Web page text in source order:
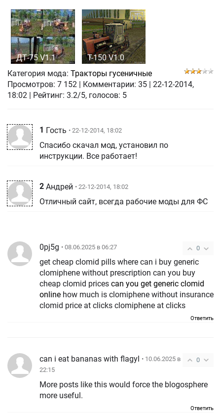
ДТ-75 V1.1 T-150 V1.0
Категория мода: Тракторы гусеничные
Просмотров: 7 152 Комментарии: 35
22-12-2014,
18:02
| Рейтинг: 3.2/5, голосов: 5
1 Гость • 22-12-2014, 18:02
Спасибо скачал мод, установил по
инструкции. Все работает!
2 Андрей • 22-12-2014, 18:02
Отличный сайт, всегда рабочие моды для ФС
0
0pj5g • 08.06.2025 в 06:27
get cheap clomid pills where can i buy generic
clomiphene without prescription can you buy
cheap clomid prices can you get generic clomid
online how much is clomiphene without insurance
clomid price at clicks clomiphene at clicks
Ответить
0
can i eat bananas with flagyl • 10.06.2025 в
22:15
More posts like this would force the blogosphere
more useful.
Ответить